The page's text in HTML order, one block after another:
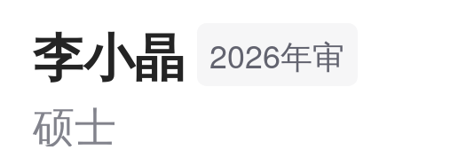
李小晶 2026年审
硕士